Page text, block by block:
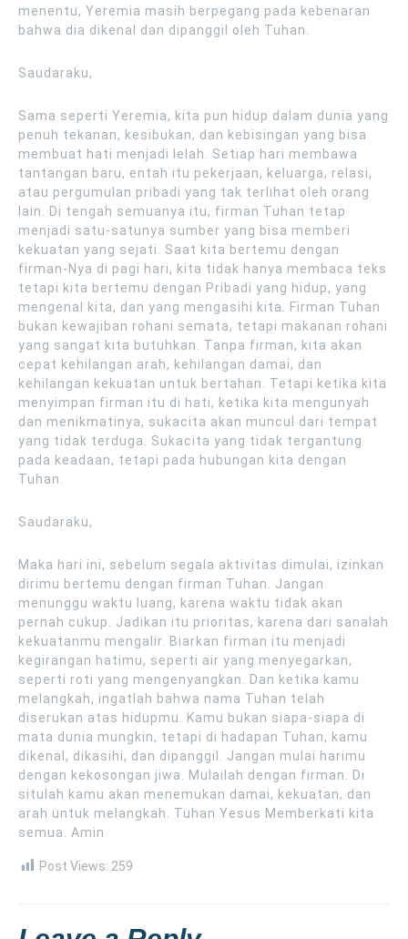
menentu, Yeremia masih berpegang pada kebenaran
bahwa dia dikenal dan dipanggil oleh Tuhan.
Saudaraku,
Sama seperti Yeremia, kita pun hidup dalam dunia yang
penuh tekanan, kesibukan, dan kebisingan yang bisa
membuat hati menjadi lelah. Setiap hari membawa
tantangan baru, entah itu pekerjaan, keluarga, relasi,
atau pergumulan pribadi yang tak terlihat oleh orang
lain. Di tengah semuanya itu, firman Tuhan tetap
menjadi satu-satunya sumber yang bisa memberi
kekuatan yang sejati. Saat kita bertemu dengan
firman-Nya di pagi hari, kita tidak hanya membaca teks
tetapi kita bertemu dengan Pribadi yang hidup, yang
mengenal kita, dan yang mengasihi kita. Firman Tuhan
bukan kewajiban rohani semata, tetapi makanan rohani
yang sangat kita butuhkan. Tanpa firman, kita akan
cepat kehilangan arah, kehilangan damai, dan
kehilangan kekuatan untuk bertahan. Tetapi ketika kita
menyimpan firman itu di hati, ketika kita mengunyah
dan menikmatinya, sukacita akan muncul dari tempat
yang tidak terduga. Sukacita yang tidak tergantung
pada keadaan, tetapi pada hubungan kita dengan
Tuhan.
Saudaraku,
Maka hari ini, sebelum segala aktivitas dimulai, izinkan
dirimu bertemu dengan firman Tuhan. Jangan
menunggu waktu luang, karena waktu tidak akan
pernah cukup. Jadikan itu prioritas, karena dari sanalah
kekuatanmu mengalir. Biarkan firman itu menjadi
kegirangan hatimu, seperti air yang menyegarkan,
seperti roti yang mengenyangkan. Dan ketika kamu
melangkah, ingatlah bahwa nama Tuhan telah
diserukan atas hidupmu. Kamu bukan siapa-siapa di
mata dunia mungkin, tetapi di hadapan Tuhan, kamu
dikenal, dikasihi, dan dipanggil. Jangan mulai harimu
dengan kekosongan jiwa. Mulailah dengan firman. Di
situlah kamu akan menemukan damai, kekuatan, dan
arah untuk melangkah. Tuhan Yesus Memberkati kita
semua. Amin
Post Views: 259